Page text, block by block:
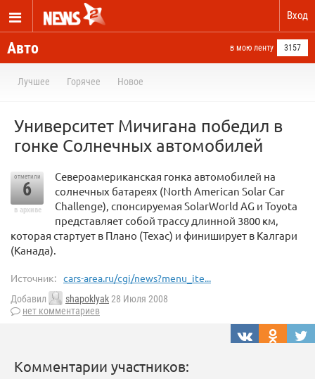
Вход
Авто в мою ленту 3157
Лучшее Горячее Новое
Университет Мичигана победил в
гонке Солнечных автомобилей
отметили
6
в архиве
Североамериканская гонка автомобилей на
солнечных батареях (North American Solar Car
Challenge), спонсируемая SolarWorld AG и Toyota
представляет собой трассу длинной 3800 км,
которая стартует в Плано (Техас) и финиширует в Калгари
(Канада).
Источник: cars-area.ru/cgi/news?menu_ite...
Добавил shapoklyak28 Июля 2008
нет комментариев
Комментарии участников: